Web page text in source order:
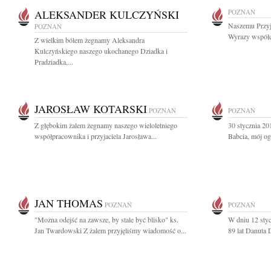
ALEKSANDER KULCZYŃSKI
POZNAŃ
Z wielkim bólem żegnamy Aleksandra
Kulczyńskiego naszego ukochanego Dziadka i
Pradziadka,...
POZNAŃ
Naszemu
Wyrazy
JAROSŁAW KOTARSKI POZNAŃ
Z głębokim żalem żegnamy naszego wieloletniego
współpracownika i przyjaciela Jarosława...
POZNAŃ
30 stycznia
Babcia, mój
JAN THOMAS POZNAŃ
"Można odejść na zawsze, by stale być blisko" ks.
Jan Twardowski Z żalem przyjęliśmy wiadomość o...
POZNAŃ
W dniu 12
89 lat Danuta